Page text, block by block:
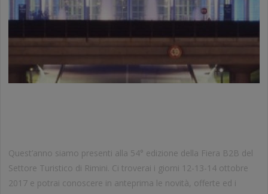
Quest’anno siamo presenti alla 54° edizione della Fiera B2B del
Settore Turistico di Rimini. Ci troverai i giorni 12-13-14 ottobre
2017 e potrai conoscere in anteprima le novità, offerte ed i